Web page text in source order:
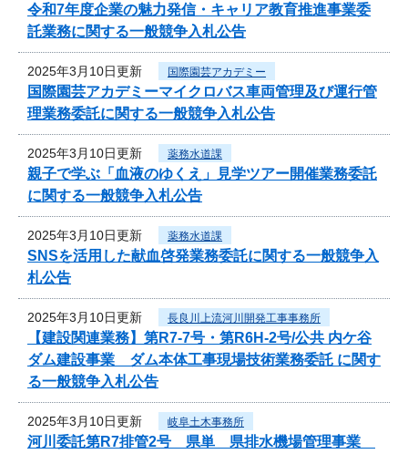
令和7年度企業の魅力発信・キャリア教育推進事業委
託業務に関する一般競争入札公告
2025年3月10日更新 国際園芸アカデミー
国際園芸アカデミーマイクロバス車両管理及び運行管
理業務委託に関する一般競争入札公告
2025年3月10日更新 薬務水道課
親子で学ぶ「血液のゆくえ」見学ツアー開催業務委託
に関する一般競争入札公告
2025年3月10日更新 薬務水道課
SNSを活用した献血啓発業務委託に関する一般競争入
札公告
2025年3月10日更新 長良川上流河川開発工事事務所
【建設関連業務】第R7-7号・第R6H-2号/公共 内ケ谷
ダム建設事業 ダム本体工事現場技術業務委託 に関す
る一般競争入札公告
2025年3月10日更新 岐阜土木事務所
河川委託第R7排管2号 県単 県排水機場管理事業